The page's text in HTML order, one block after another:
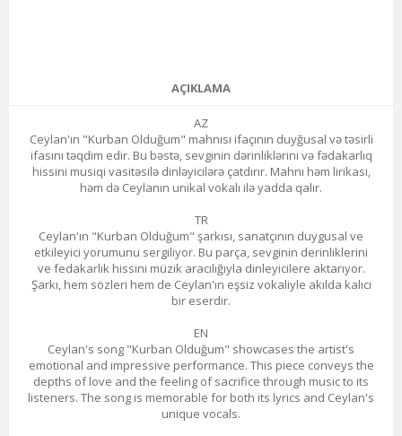
AÇIKLAMA
AZ
Ceylan'ın "Kurban Olduğum" mahnısı ifaçının duyğusal və təsirli
ifasını təqdim edir. Bu bəstə, sevginin dərinliklərini və fədakarlıq
hissini musiqi vasitəsilə dinləyicilərə çatdırır. Mahnı həm lirikası,
həm də Ceylanın unikal vokalı ilə yadda qalır.
TR
Ceylan'ın "Kurban Olduğum" şarkısı, sanatçının duygusal ve
etkileyici yorumunu sergiliyor. Bu parça, sevginin derinliklerini
ve fedakarlık hissini müzik aracılığıyla dinleyicilere aktarıyor.
Şarkı, hem sözleri hem de Ceylan'ın eşsiz vokaliyle akılda kalıcı
bir eserdir.
EN
Ceylan's song "Kurban Olduğum" showcases the artist's
emotional and impressive performance. This piece conveys the
depths of love and the feeling of sacrifice through music to its
listeners. The song is memorable for both its lyrics and Ceylan's
unique vocals.